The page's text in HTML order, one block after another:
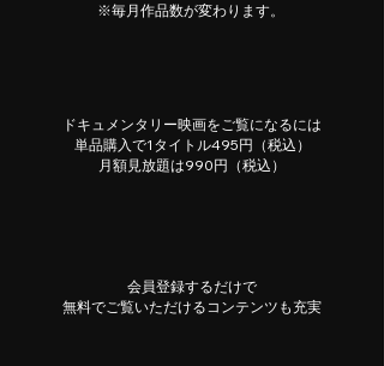
※毎月作品数が変わります。
​ドキュメンタリー映画をご覧になるには
単品購入で1タイトル495円（税込）
月額見放題は990円（税込）
会員登録するだけで
​無料でご覧いただけるコンテンツも充実